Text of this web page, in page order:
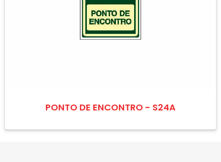
PONTO DE ENCONTRO - S24A